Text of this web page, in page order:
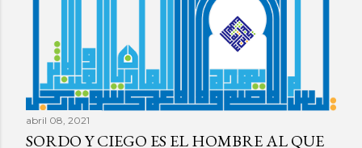
abril 08, 2021
SORDO Y CIEGO ES EL HOMBRE AL QUE